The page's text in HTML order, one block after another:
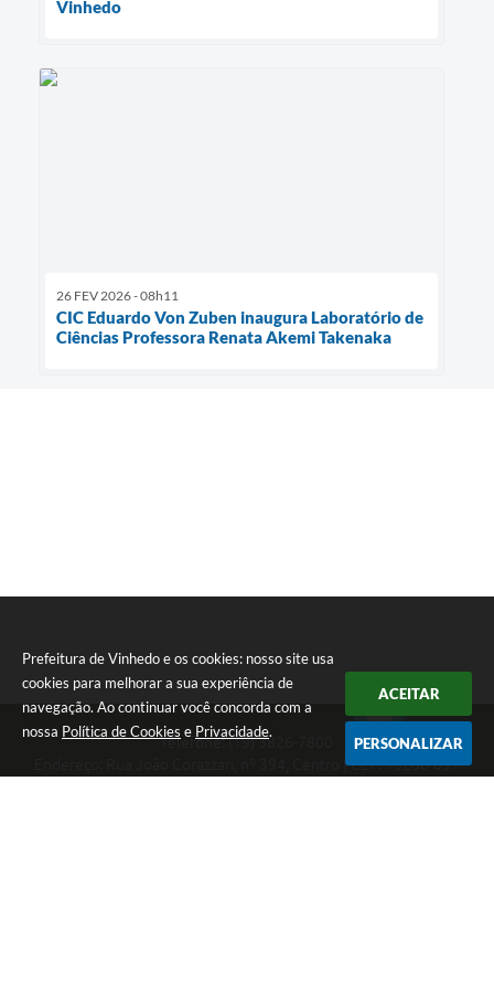
Prefeitura de Vinhedo e os cookies: nosso site usa
cookies para melhorar a sua experiência de
navegação. Ao continuar você concorda com a
nossa Política de Cookies e Privacidade.
ACEITAR
PERSONALIZAR
Vinhedo
26 FEV 2026 - 08h11
CIC Eduardo Von Zuben inaugura Laboratório de
Ciências Professora Renata Akemi Takenaka
Telefone: (19) 3826-7800
Endereço: Rua João Corazzari, nº 394, Centro | CEP: 13280-091